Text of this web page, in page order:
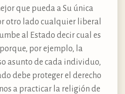
que pueda a Su única
otro lado cualquier liberal
al Estado decir cual es
por ejemplo, la
asunto de cada individuo,
debe proteger el derecho
a practicar la religión de